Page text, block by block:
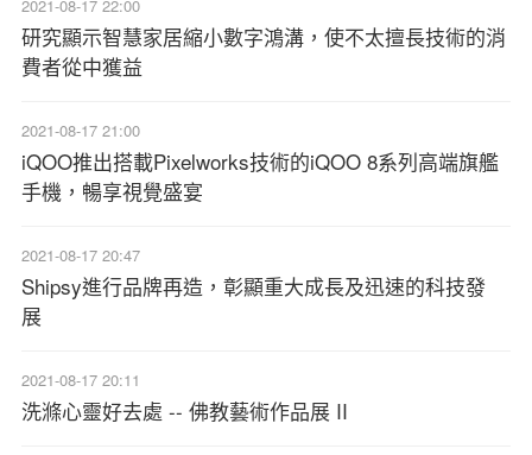
2021-08-17 22:00
研究顯示智慧家居縮小數字鴻溝，使不太擅長技術的消
費者從中獲益
2021-08-17 21:00
iQOO推出搭載Pixelworks技術的iQOO 8系列高端旗艦
手機，暢享視覺盛宴
2021-08-17 20:47
Shipsy進行品牌再造，彰顯重大成長及迅速的科技發
展
2021-08-17 20:11
洗滌心靈好去處 -- 佛教藝術作品展 II